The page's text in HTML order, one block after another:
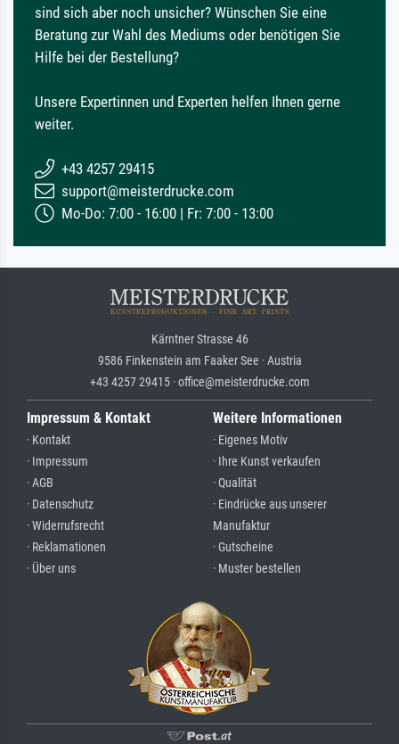
sind sich aber noch unsicher? Wünschen Sie eine
Beratung zur Wahl des Mediums oder benötigen Sie
Hilfe bei der Bestellung?
Unsere Expertinnen und Experten helfen Ihnen gerne
weiter.
+43 4257 29415
support@meisterdrucke.com
Mo-Do: 7:00 - 16:00 | Fr: 7:00 - 13:00
Kärntner Strasse 46
9586 Finkenstein am Faaker See · Austria
+43 4257 29415 · office@meisterdrucke.com
Impressum & Kontakt
· Kontakt
· Impressum
· AGB
· Datenschutz
· Widerrufsrecht
· Reklamationen
· Über uns
Weitere Informationen
· Eigenes Motiv
· Ihre Kunst verkaufen
· Qualität
· Eindrücke aus unserer
Manufaktur
· Gutscheine
· Muster bestellen